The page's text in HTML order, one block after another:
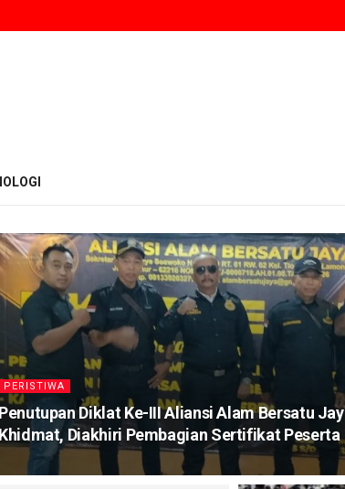
PERISTIWA
Penutupan Diklat Ke-III Aliansi Alam Bersatu
Khidmat, Diakhiri Pembagian Sertifikat Peserta